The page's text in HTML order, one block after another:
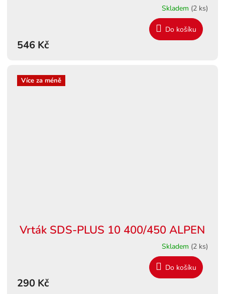
Skladem (2 ks)
546 Kč
Do košíku
Více za méně
Vrták SDS-PLUS 10 400/450 ALPEN
Skladem (2 ks)
290 Kč
Do košíku